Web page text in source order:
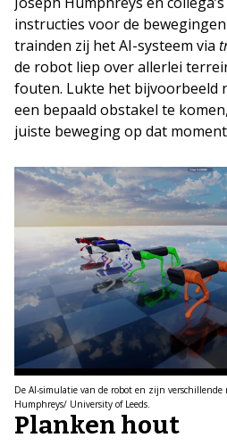
instructies voor de
trainden zij het AI-systeem via
de robot liep over allerlei
fouten. Lukte het bijvoorbeeld
een bepaald obstakel te
juiste beweging op dat
De AI-simulatie van de robot en zijn verschillende
Humphreys/ University of Leeds.
Planken hout